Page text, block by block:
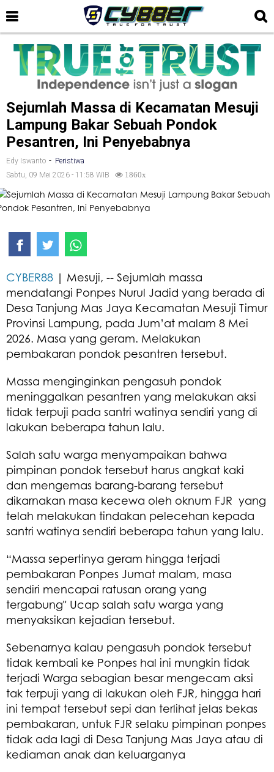
Sejumlah Massa di Kecamatan Mesuji
Lampung Bakar Sebuah Pondok
Pesantren, Ini Penyebabnya
Edy Iswanto - Peristiwa
Sabtu, 09 Mei 2026 - 11:58 WIB
1860x
CYBER88 | Mesuji, -- Sejumlah massa
mendatangi Ponpes Nurul Jadid yang berada di
Desa Tanjung Mas Jaya Kecamatan Mesuji Timur
Provinsi Lampung, pada Jum’at malam 8 Mei
2026. Masa yang geram. Melakukan
pembakaran pondok pesantren tersebut.
Massa menginginkan pengasuh pondok
meninggalkan pesantren yang melakukan aksi
tidak terpuji pada santri watinya sendiri yang di
lakukan beberapa tahun lalu.
Salah satu warga menyampaikan bahwa
pimpinan pondok tersebut harus angkat kaki
dan mengemas barang-barang tersebut
dikarnakan masa kecewa oleh oknum FJR yang
telah melakukan tindakan pelecehan kepada
santri watinya sendiri beberapa tahun yang lalu.
“Massa sepertinya geram hingga terjadi
pembakaran Ponpes Jumat malam, masa
sendiri mencapai ratusan orang yang
tergabung" Ucap salah satu warga yang
menyaksikan kejadian tersebut.
Sebenarnya kalau pengasuh pondok tersebut
tidak kembali ke Ponpes hal ini mungkin tidak
terjadi Warga sebagian besar mengecam aksi
tak terpuji yang di lakukan oleh FJR, hingga hari
ini tempat tersebut sepi dan terlihat jelas bekas
pembakaran, untuk FJR selaku pimpinan ponpes
tidak ada lagi di Desa Tanjung Mas Jaya atau di
kediaman anak dan keluarganya